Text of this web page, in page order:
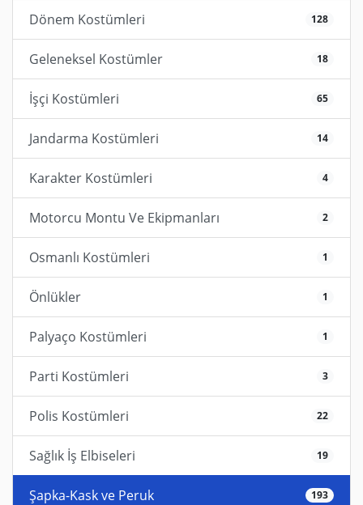
Dönem Kostümleri 128
Geleneksel Kostümler 18
İşçi Kostümleri 65
Jandarma Kostümleri 14
Karakter Kostümleri 4
Motorcu Montu Ve Ekipmanları 2
Osmanlı Kostümleri 1
Önlükler 1
Palyaço Kostümleri 1
Parti Kostümleri 3
Polis Kostümleri 22
Sağlık İş Elbiseleri 19
Şapka-Kask ve Peruk 193